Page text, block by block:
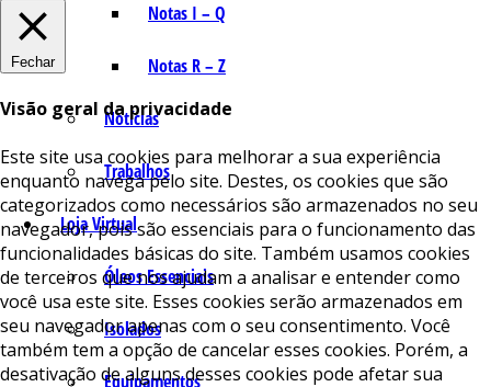
Notas I – Q
Notas R – Z
Notícias
Trabalhos
Loja Virtual
Óleos Essenciais
Isolados
Equipamentos
Fechar
Visão geral da privacidade
Este site usa cookies para melhorar a sua experiência
enquanto navega pelo site. Destes, os cookies que são
categorizados como necessários são armazenados no seu
navegador, pois são essenciais para o funcionamento das
funcionalidades básicas do site. Também usamos cookies
de terceiros que nos ajudam a analisar e entender como
você usa este site. Esses cookies serão armazenados em
seu navegador apenas com o seu consentimento. Você
também tem a opção de cancelar esses cookies. Porém, a
desativação de alguns desses cookies pode afetar sua